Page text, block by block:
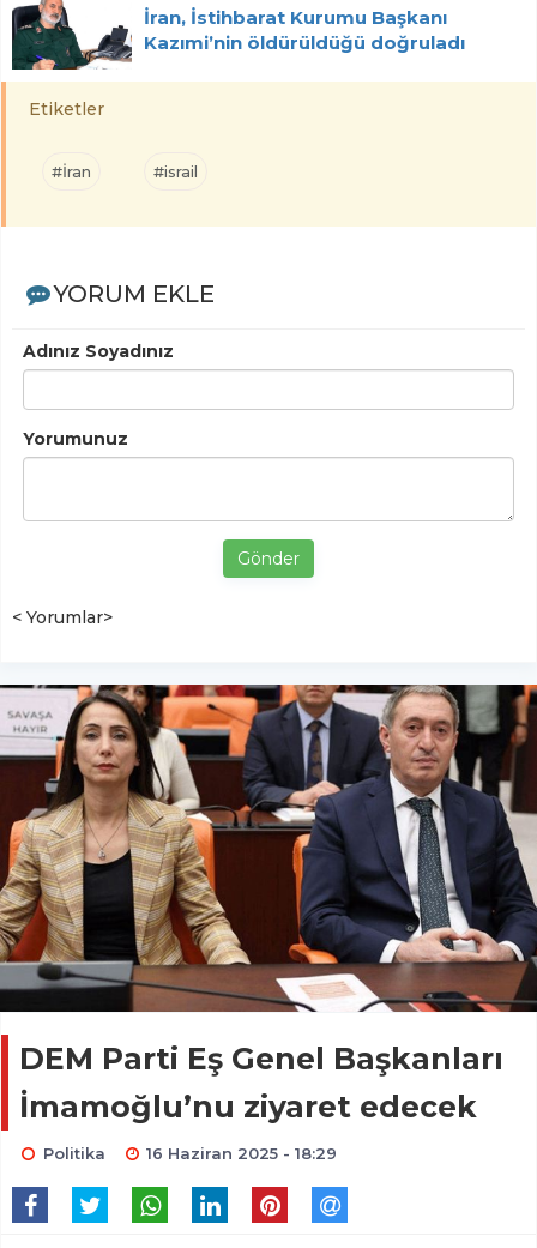
İran, İstihbarat Kurumu Başkanı
Kazımi’nin öldürüldüğü doğruladı
Etiketler
#İran #israil
YORUM EKLE
Adınız Soyadınız
Yorumunuz
Gönder
< Yorumlar>
DEM Parti Eş Genel Başkanları
İmamoğlu’nu ziyaret edecek
Politika 16 Haziran 2025 - 18:29